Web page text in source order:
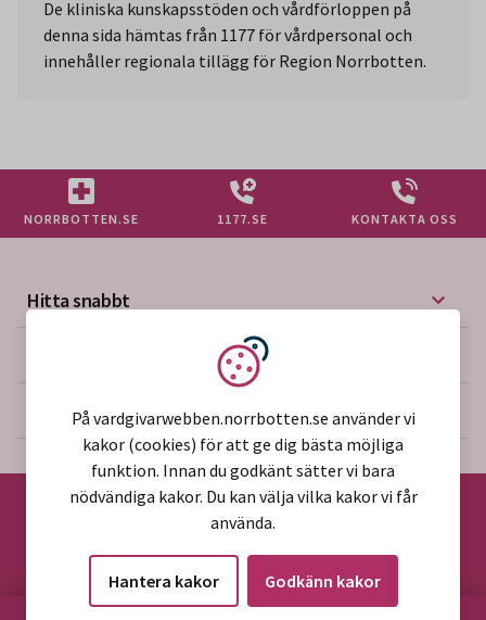
HITTA PÅ SIDAN
De kliniska kunskapsstöden och vårdförloppen på
denna sida hämtas från 1177 för vårdpersonal och
innehåller regionala tillägg för Region Norrbotten.
NORRBOTTEN.SE 1177.SE KONTAKTA OSS
Hitta snabbt
Mer på vårdgivarwebben
Om webbplatsen
©2026 Region Norrbotten
Vi använder kakor
På vardgivarwebben.norrbotten.se använder vi
kakor (cookies) för att ge dig bästa möjliga
funktion. Innan du godkänt sätter vi bara
nödvändiga kakor. Du kan välja vilka kakor vi får
använda.
Hantera kakor Godkänn kakor